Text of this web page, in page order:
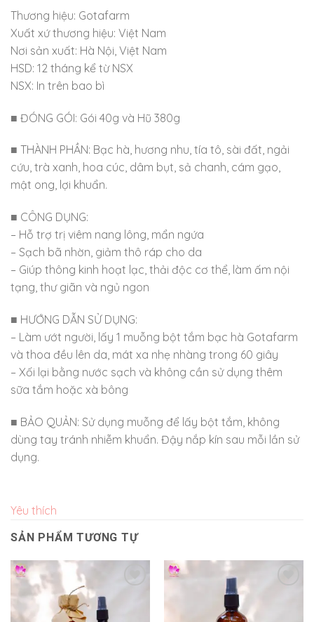
Thương hiệu: Gotafarm
Xuất xứ thương hiệu: Việt Nam
Nơi sản xuất: Hà Nội, Việt Nam
HSD: 12 tháng kể từ NSX
NSX: In trên bao bì
■ ĐÓNG GÓI: Gói 40g và Hũ 380g
■ THÀNH PHẦN: Bạc hà, hương nhu, tía tô, sài đất, ngải
cứu, trà xanh, hoa cúc, dâm bụt, sả chanh, cám gạo,
mật ong, lợi khuẩn.
■ CÔNG DỤNG:
– Hỗ trợ trị viêm nang lông, mẩn ngứa
– Sạch bã nhờn, giảm thô ráp cho da
– Giúp thông kinh hoạt lạc, thải độc cơ thể, làm ấm nội
tạng, thư giãn và ngủ ngon
■ HƯỚNG DẪN SỬ DỤNG:
– Làm ướt người, lấy 1 muỗng bột tắm bạc hà Gotafarm
và thoa đều lên da, mát xa nhẹ nhàng trong 60 giây
– Xối lại bằng nước sạch và không cần sử dụng thêm
sữa tắm hoặc xà bông
■ BẢO QUẢN: Sử dụng muỗng để lấy bột tắm, không
dùng tay tránh nhiễm khuẩn. Đậy nắp kín sau mỗi lần sử
dụng.
Yêu thích
SẢN PHẨM TƯƠNG TỰ